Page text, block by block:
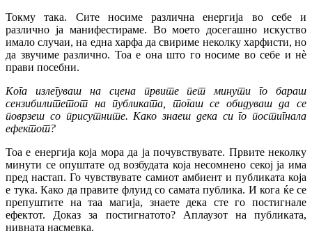
Токму така. Сите носиме различна енергија во себе и
различно ја манифестираме. Во моето досегашно искуство
имало случаи, на една харфа да свириме неколку харфисти, но
да звучиме различно. Тоа е она што го носиме во себе и нè
прави посебни.
Кога излегуваш на сцена првите пет минути го бараш
сензибилитетот на публиката, тогаш се обидуваш да се
поврзеш со присутните. Како знаеш дека си го постигнала
ефектот?
Тоа е енергија која мора да ја почувствувате. Првите неколку
минути се опуштате од возбудата која несомнено секој ја има
пред настап. Го чувствувате самиот амбиент и публиката која
е тука. Како да правите флуид со самата публика. И кога ќе се
препуштите на таа магија, знаете дека сте го постигнале
ефектот. Доказ за постигнатото? Аплаузот на публиката,
нивната насмевка.